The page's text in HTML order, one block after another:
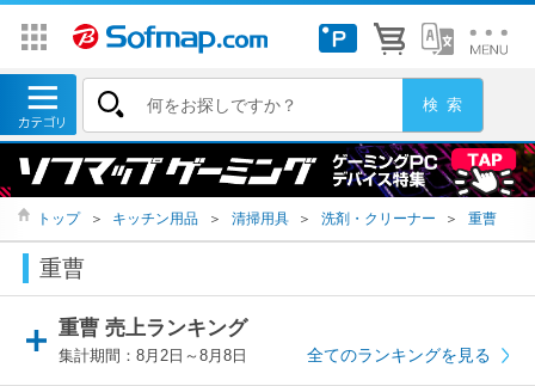
トップ ＞ キッチン用品 ＞ 清掃用具 ＞ 洗剤・クリーナー ＞ 重曹
重曹
重曹 売上ランキング
集計期間：8月2日～8月8日 全てのランキングを見る